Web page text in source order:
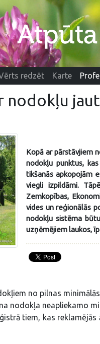
redzēt Karte
nodokļu
Kopā ar pārstāvjiem
nodokļu punktus,
tikšanās apkopojām
viegli izpildāmi.
Zemkopības,
vides un reģionālās
nodokļu sistēma
uzņēmējiem laukos,
no pilnas
nodokļa neapliekamo
tiem, kas